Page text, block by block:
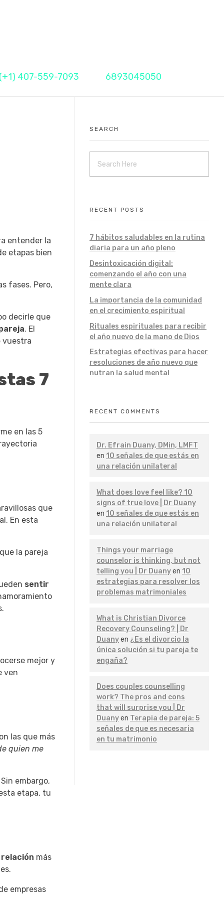
(+1) 407-559-7093 6893045050
entender la
etapas bien
fases. Pero,
decirle que
. El
vuestra
7
en las 5
que
En esta
la pareja
sentir
mejor y
ven
las que más
quien me
embargo,
etapa, tu
relación más
empresas
SEARCH
RECENT POSTS
7 hábitos saludables en la rutina
diaria para un año pleno
Desintoxicación digital:
comenzando el año con una
mente clara
La importancia de la comunidad
en el crecimiento espiritual
Rituales espirituales para recibir
el año nuevo de la mano de Dios
Estrategias efectivas para hacer
resoluciones de año nuevo que
nutran la salud mental
RECENT COMMENTS
Dr. Efrain Duany, DMin, LMFT
en 10 señales de que estás en
una relación unilateral
What does love feel like? 10
signs of true love | Dr Duany
en 10 señales de que estás en
una relación unilateral
Things your marriage
counselor is thinking, but not
telling you | Dr Duanyen 10
estrategias para resolver los
problemas matrimoniales
What is Christian Divorce
Recovery Counseling? | Dr
Duanyen ¿Es el divorcio la
única solución si tu pareja te
engaña?
Does couples counselling
work? The pros and cons
that will surprise you | Dr
Duanyen Terapia de pareja: 5
señales de que es necesaria
en tu matrimonio